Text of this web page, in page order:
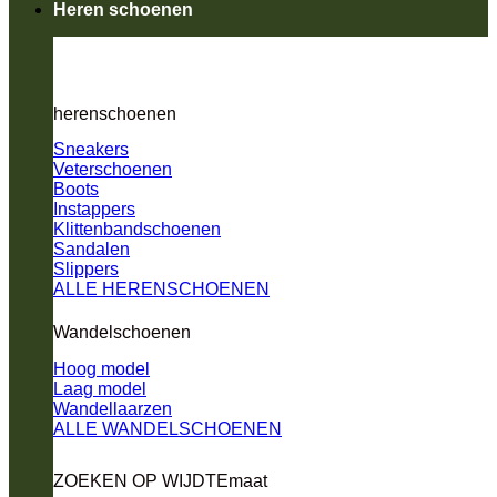
Heren schoenen
herenschoenen
Sneakers
Veterschoenen
Boots
Instappers
Klittenbandschoenen
Sandalen
Slippers
ALLE HERENSCHOENEN
Wandelschoenen
Hoog model
Laag model
Wandellaarzen
ALLE WANDELSCHOENEN
ZOEKEN OP WIJDTEmaat